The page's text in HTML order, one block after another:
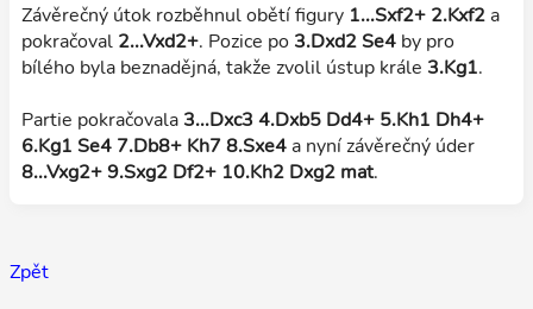
Závěrečný útok rozběhnul obětí figury 1...Sxf2+ 2.Kxf2a
pokračoval 2...Vxd2+. Pozice po 3.Dxd2 Se4 by pro
bílého byla beznadějná, takže zvolil ústup krále 3.Kg1.
Partie pokračovala 3...Dxc3 4.Dxb5 Dd4+ 5.Kh1 Dh4+
6.Kg1 Se4 7.Db8+ Kh7 8.Sxe4a nyní závěrečný úder
8...Vxg2+ 9.Sxg2 Df2+ 10.Kh2 Dxg2 mat.
Zpět